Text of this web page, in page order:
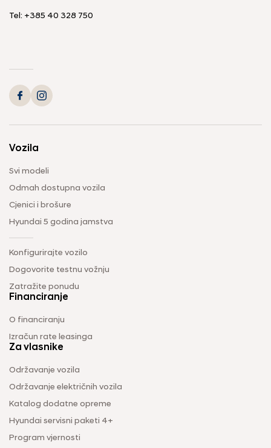
Tel: +385 40 328 750
Vozila
Svi modeli
Odmah dostupna vozila
Cjenici i brošure
Hyundai 5 godina jamstva
Konfigurirajte vozilo
Dogovorite testnu vožnju
Zatražite ponudu
Financiranje
O financiranju
Izračun rate leasinga
Za vlasnike
Održavanje vozila
Održavanje električnih vozila
Katalog dodatne opreme
Hyundai servisni paketi 4+
Program vjernosti